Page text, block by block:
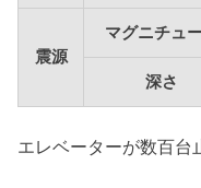
震源
マグニチュ
深さ
エレベーターが数百台